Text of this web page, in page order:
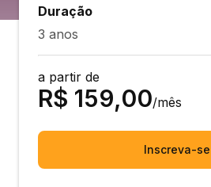
Duração
3 anos
a partir de
R$ 159,00/mês
Inscreva-se